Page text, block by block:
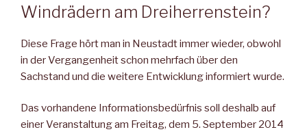
Windrädern am Dreiherrenstein?
Diese Frage hört man in Neustadt immer wieder, obwohl
in der Vergangenheit schon mehrfach über den
Sachstand und die weitere Entwicklung informiert wurde.
Das vorhandene Informationsbedürfnis soll deshalb auf
einer Veranstaltung am Freitag, dem 5. September 2014